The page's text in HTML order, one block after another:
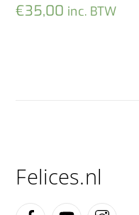
€35,00 inc. BTW
Felices.nl
FacebookYouTube